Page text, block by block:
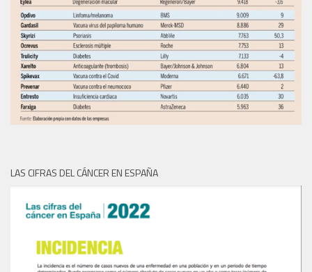
LAS CIFRAS DEL CÁNCER EN ESPAÑA